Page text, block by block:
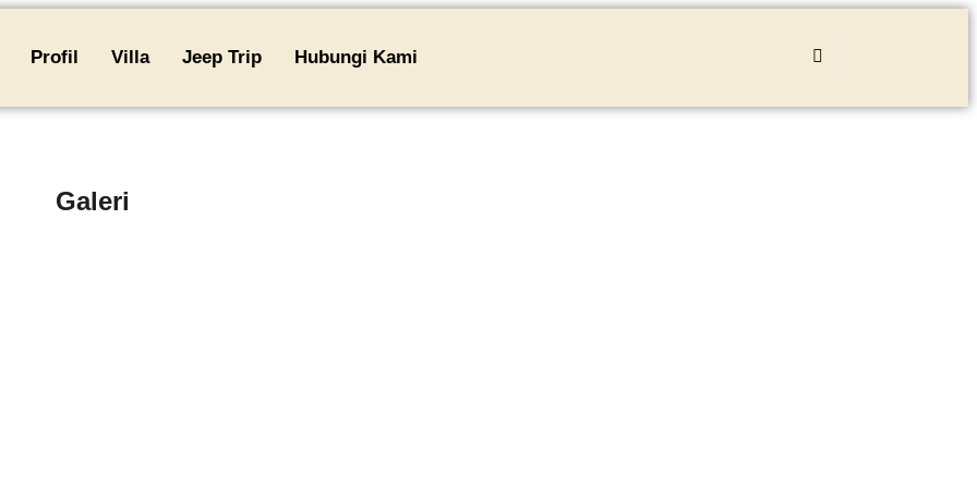
Profil Villa Jeep Trip Hubungi Kami
Galeri